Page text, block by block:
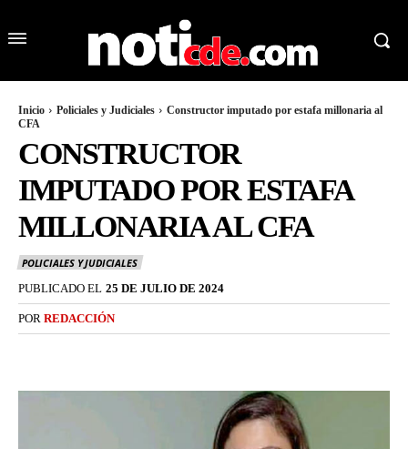
Inicio Policiales y Judiciales
Constructor imputado por estafa millonaria al
CFA
CONSTRUCTOR
IMPUTADO POR ESTAFA
MILLONARIA AL CFA
POLICIALES Y JUDICIALES
PUBLICADO EL 25 DE JULIO DE 2024
POR REDACCIÓN